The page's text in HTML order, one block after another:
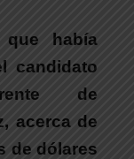
había
candidato
de
acerca de
de dólares